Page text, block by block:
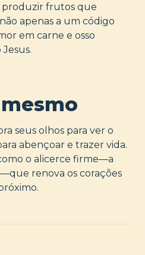
produzir frutos que
apenas a um código
em carne e osso
seus olhos para ver o
abençoar e trazer vida.
o alicerce firme—a
renova os corações